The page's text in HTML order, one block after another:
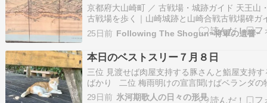
京都府大山崎町 ／ 古戦場・城跡ガイド 天王山
古戦場を歩く｜山崎城跡と山崎合戦古戦場碑ガ
クセスを見る ルートを見る 京都と大阪の間に
る天王山は、「天下分け目の天王山」という言
もに広く知られています。ただし実際に現地を
みると、天王山の山頂、山崎城跡…
25日前 Following The Shogun~将軍の遺響~
本日のベストスリー７月８日
三位 見渡せば肉屋支持する豚さんと鮨屋支持す
ばかり 二位 梅雨明けの宣言聞けばベランダの
竿も息吹き返す 一位 幸せを自分に注ぐそれだ
29日前 氷河期歌人の日々の形見